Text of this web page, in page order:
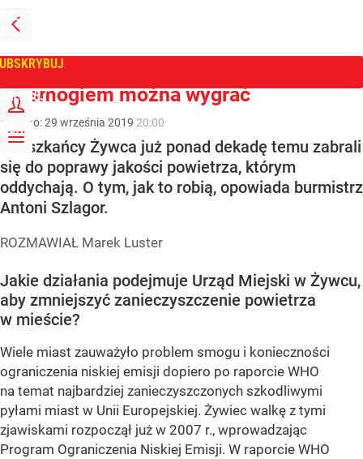
PRZEJDŹ
NA
GŁÓWNĄ
ZALOGUJ
MENU
Tygodnik Wprost
Ze smogiem można wygrać
Dodano:29 września 2019 20:00
Mieszkańcy Żywca już ponad dekadę temu zabrali
się do poprawy jakości powietrza, którym
oddychają. O tym, jak to robią, opowiada burmistrz
Antoni Szlagor.
ROZMAWIAŁ Marek Luster
Jakie działania podejmuje Urząd Miejski w Żywcu,
aby zmniejszyć zanieczyszczenie powietrza
w mieście?
Wiele miast zauważyło problem smogu i konieczności
ograniczenia niskiej emisji dopiero po raporcie WHO
na temat najbardziej zanieczyszczonych szkodliwymi
pyłami miast w Unii Europejskiej. Żywiec walkę z tymi
zjawiskami rozpoczął już w 2007 r., wprowadzając
Program Ograniczenia Niskiej Emisji. W raporcie WHO